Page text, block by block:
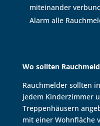
miteinander
Alarm alle
Wo sollten
Rauchmelder sollten
jedem Kinderzimmer
Treppenhäusern
mit einer Wohnfläche